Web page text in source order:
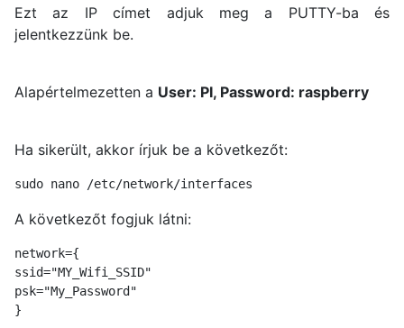
Ezt az IP címet adjuk meg a PUTTY-ba és
jelentkezzünk be.
Alapértelmezetten a User: PI, Password: raspberry
Ha sikerült, akkor írjuk be a következőt:
sudo nano /etc/network/interfaces
A következőt fogjuk látni:
network={
ssid="MY_Wifi_SSID"
psk="My_Password"
}